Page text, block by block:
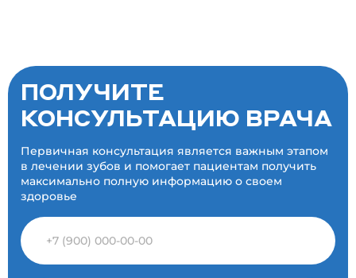
ПОЛУЧИТЕ
КОНСУЛЬТАЦИЮ ВРАЧА
Первичная консультация является важным этапом
в лечении зубов и помогает пациентам получить
максимально полную информацию о своем
здоровье